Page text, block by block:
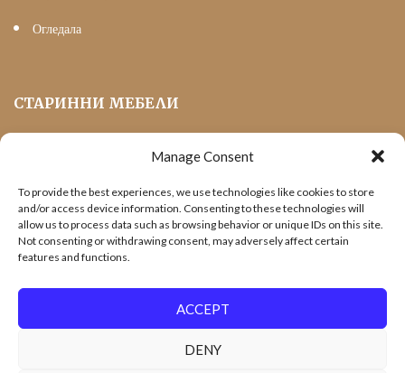
Manage Consent
To provide the best experiences, we use technologies like cookies to store
and/or access device information. Consenting to these technologies will
allow us to process data such as browsing behavior or unique IDs on this site.
Not consenting or withdrawing consent, may adversely affect certain
features and functions.
ACCEPT
DENY
Огледала
СТАРИННИ МЕБЕЛИ
Трапезни маси и столове
Шкафове и витрини